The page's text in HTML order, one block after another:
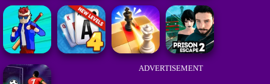
ADVERTISEMENT